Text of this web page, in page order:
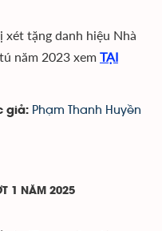
tặng danh hiệu Nhà
năm 2023 xem TẠI
giả: Phạm Thanh Huyền
1 NĂM 2025